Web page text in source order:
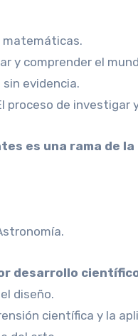
matemáticas.
y comprender el
evidencia.
proceso de investigar
es una rama de
desarrollo
diseño.
científica y la